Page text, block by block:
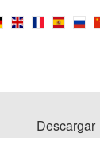
Descargar